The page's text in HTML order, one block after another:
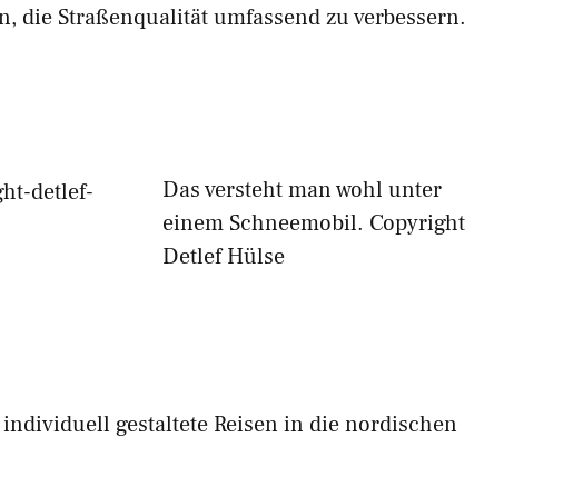
die Straßenqualität umfassend zu verbessern.
Das versteht man wohl unter
einem Schneemobil. Copyright
Detlef Hülse
gestaltete Reisen in die nordischen